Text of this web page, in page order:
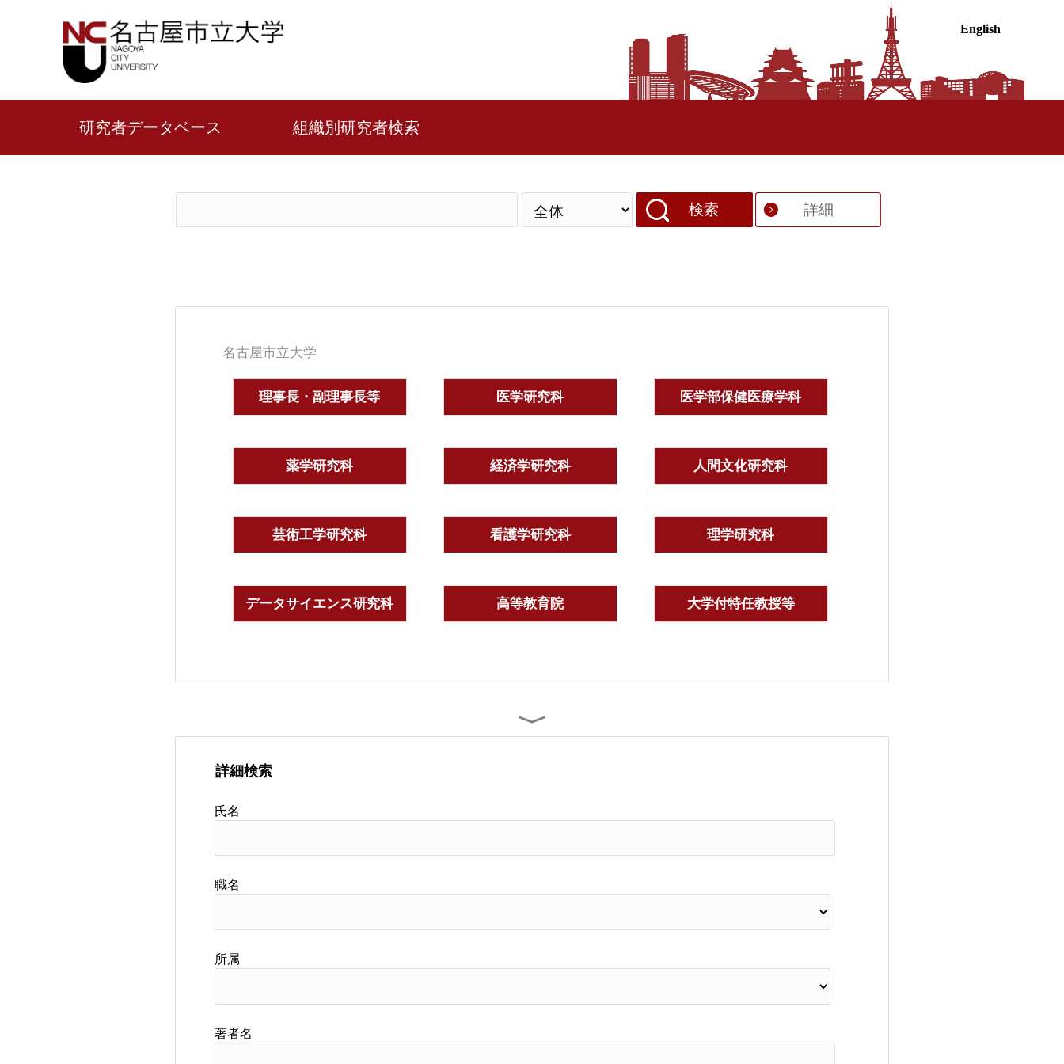
English
研究者データベース 組織別研究者検索
検索 詳細
名古屋市立大学
理事長・副理事長等 医学研究科 医学部保健医療学科
薬学研究科 経済学研究科 人間文化研究科
芸術工学研究科 看護学研究科 理学研究科
データサイエンス研究科 高等教育院 大学付特任教授等
詳細検索
氏名
職名
所属
著者名